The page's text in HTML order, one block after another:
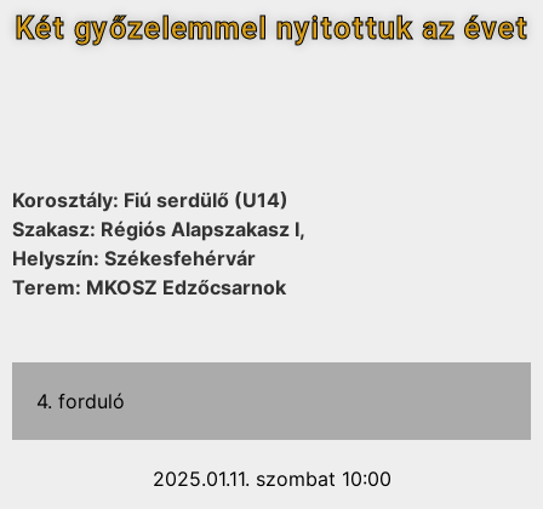
Két győzelemmel nyitottuk az évet
Korosztály: Fiú serdülő (U14)
Szakasz: Régiós Alapszakasz I,
Helyszín: Székesfehérvár
Terem: MKOSZ Edzőcsarnok
4. forduló
2025.01.11. szombat 10:00